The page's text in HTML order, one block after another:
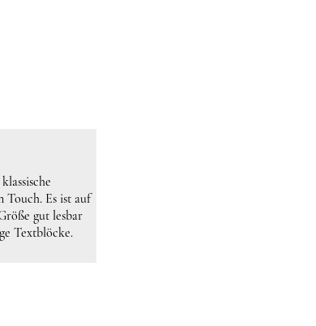
Es ist auf
gut lesbar
Textblöcke.